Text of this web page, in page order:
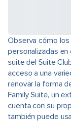
Observa cómo
personalizadas en
suite del Suite
acceso a una
renovar la forma
Family Suite, un
cuenta con su
también puede